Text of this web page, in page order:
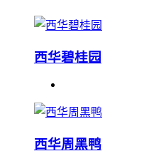
西华碧桂园
西华周黑鸭